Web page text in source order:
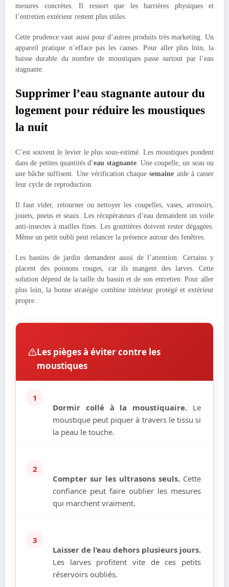
mesures concrètes. Il ressort que les barrières physiques et
l’entretien extérieur restent plus utiles.
Cette prudence vaut aussi pour d’autres produits très marketing. Un
appareil pratique n’efface pas les causes. Pour aller plus loin, la
baisse durable du nombre de moustiques passe surtout par l’eau
stagnante.
Supprimer l’eau stagnante autour du
logement pour réduire les moustiques
la nuit
C’est souvent le levier le plus sous-estimé. Les moustiques pondent
dans de petites quantités d’eau stagnante. Une coupelle, un seau ou
une bâche suffisent. Une vérification chaquesemaine aide à casser
leur cycle de reproduction.
Il faut vider, retourner ou nettoyer les coupelles, vases, arrosoirs,
jouets, pneus et seaux. Les récupérateurs d’eau demandent un voile
anti-insectes à mailles fines. Les gouttières doivent rester dégagées.
Même un petit oubli peut relancer la présence autour des fenêtres.
Les bassins de jardin demandent aussi de l’attention. Certains y
placent des poissons rouges, car ils mangent des larves. Cette
solution dépend de la taille du bassin et de son entretien. Pour aller
plus loin, la bonne stratégie combine intérieur protégé et extérieur
propre.
Les pièges à éviter contre les
moustiques
1
Dormir collé à la moustiquaire. Le
moustique peut piquer à travers le tissu si
la peau le touche.
2
Compter sur les ultrasons seuls. Cette
confiance peut faire oublier les mesures
qui marchent vraiment.
3
Laisser de l’eau dehors plusieurs jours.
Les larves profitent vite de ces petits
réservoirs oubliés.